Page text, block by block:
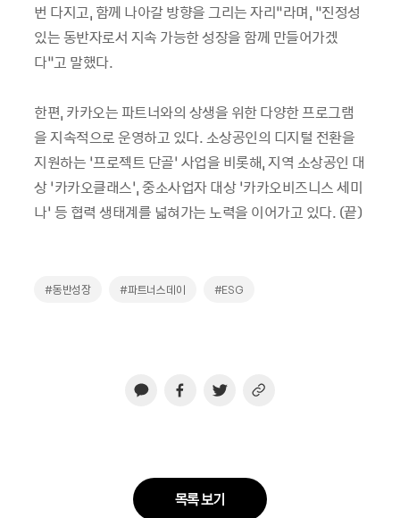
번 다지고, 함께 나아갈 방향을 그리는 자리”라며, “진정성
있는 동반자로서 지속 가능한 성장을 함께 만들어가겠
다”고 말했다.
한편, 카카오는 파트너와의 상생을 위한 다양한 프로그램
을 지속적으로 운영하고 있다. 소상공인의 디지털 전환을
지원하는 ‘프로젝트 단골’ 사업을 비롯해, 지역 소상공인 대
상 ‘카카오클래스’, 중소사업자 대상 ‘카카오비즈니스 세미
나’ 등 협력 생태계를 넓혀가는 노력을 이어가고 있다. (끝)
#동반성장 #파트너스데이 #ESG
목록 보기